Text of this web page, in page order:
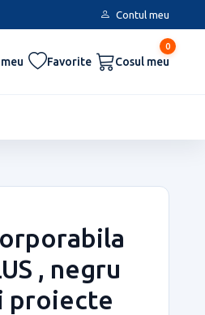
Contul meu
Favorite
0
Cosul meu
, negru
proiecte